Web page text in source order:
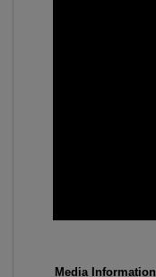
Media Information